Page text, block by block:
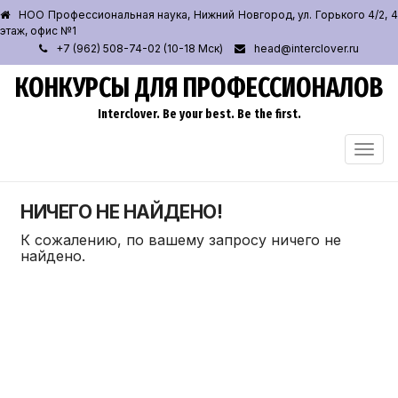
НОО Профессиональная наука, Нижний Новгород, ул. Горького 4/2, 4
этаж, офис №1
+7 (962) 508-74-02 (10-18 Мск)
head@interclover.ru
КОНКУРСЫ ДЛЯ ПРОФЕССИОНАЛОВ
Interclover. Be your best. Be the first.
НИЧЕГО НЕ НАЙДЕНО!
К сожалению, по вашему запросу ничего не
найдено.